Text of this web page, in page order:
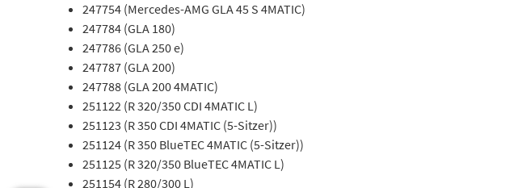
247754 (Mercedes-AMG GLA 45 S 4MATIC)
247784 (GLA 180)
247786 (GLA 250 e)
247787 (GLA 200)
247788 (GLA 200 4MATIC)
251122 (R 320/350 CDI 4MATIC L)
251123 (R 350 CDI 4MATIC (5-Sitzer))
251124 (R 350 BlueTEC 4MATIC (5-Sitzer))
251125 (R 320/350 BlueTEC 4MATIC L)
251154 (R 280/300 L)